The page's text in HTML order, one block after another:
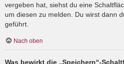
vergeben hat, siehst du eine
um diesen zu melden. Du wirst dann
geführt.
Nach oben
Was bewirkt die „Speichern“-